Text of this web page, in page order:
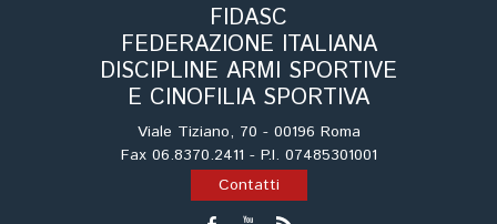
FIDASC
FEDERAZIONE ITALIANA
DISCIPLINE ARMI SPORTIVE
E CINOFILIA SPORTIVA
Viale Tiziano, 70 - 00196 Roma
Fax 06.8370.2411 - P.I. 07485301001
Contatti